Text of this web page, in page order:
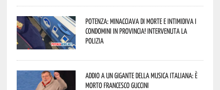
Potenza: minacciava di morte e intimidiva i
condomini in provincia! Intervenuta la
Polizia
Addio a un gigante della musica italiana: è
morto Francesco Guccini